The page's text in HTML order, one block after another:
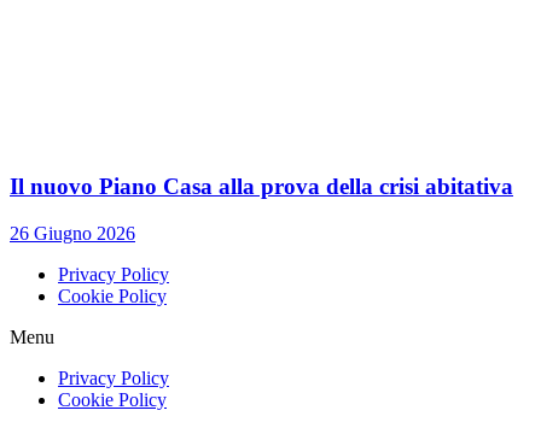
Il nuovo Piano Casa alla prova della crisi abitativa
26 Giugno 2026
Privacy Policy
Cookie Policy
Menu
Privacy Policy
Cookie Policy